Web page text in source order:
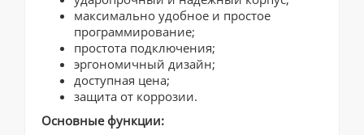
максимально удобное и простое
программирование;
простота подключения;
эргономичный дизайн;
доступная цена;
защита от коррозии.
Основные функции: